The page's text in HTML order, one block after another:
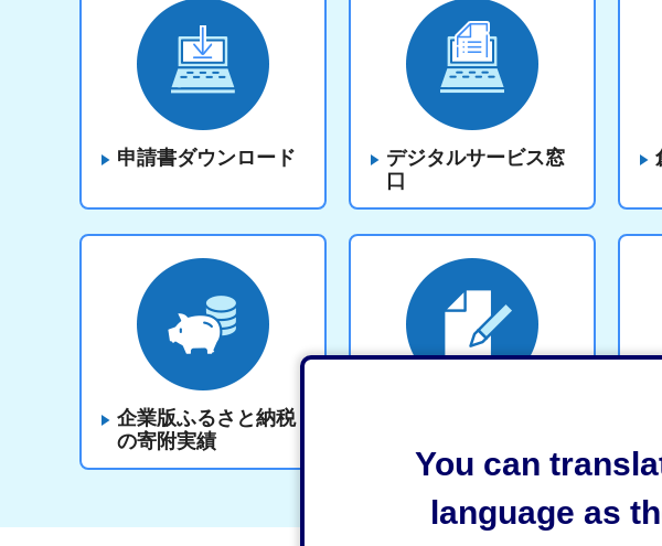
You can
language as
申請書ダウンロード
デジタルサービス窓
口
企業版ふるさと納税
の寄附実績